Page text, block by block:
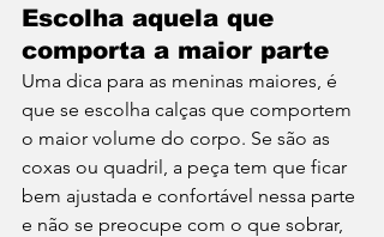
Escolha aquela que
comporta a maior parte
Uma dica para as meninas maiores, é
que se escolha calças que comportem
o maior volume do corpo. Se são as
coxas ou quadril, a peça tem que ficar
bem ajustada e confortável nessa parte
e não se preocupe com o que sobrar,